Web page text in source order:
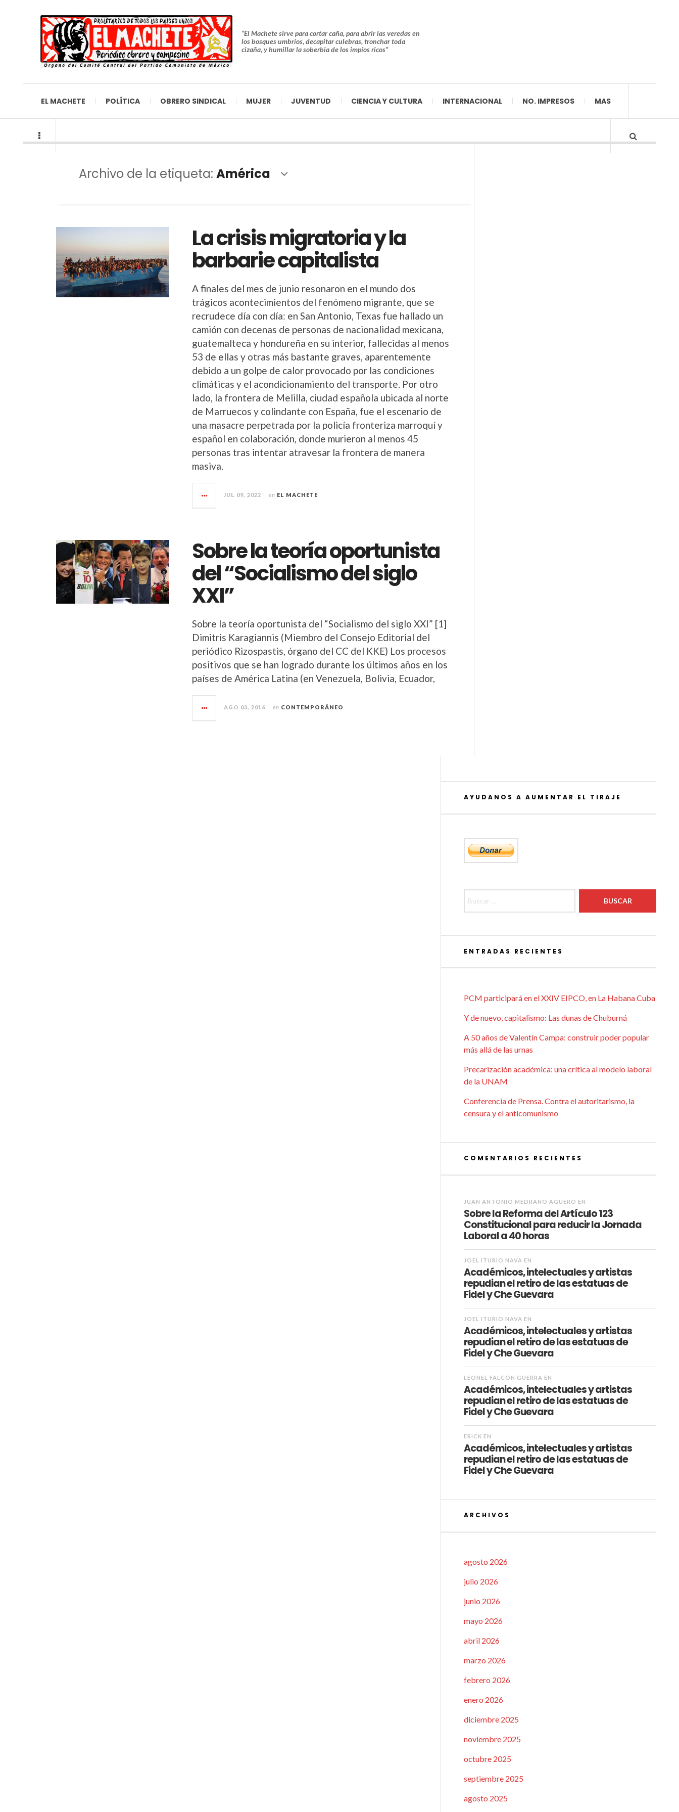
“El Machete sirve para cortar caña, para abrir las veredas en
los bosques umbríos, decapitar culebras, tronchar toda
cizaña, y humillar la soberbia de los impíos ricos”
EL MACHETE POLÍTICA OBRERO SINDICAL MUJER JUVENTUD CIENCIA Y CULTURA INTERNACIONAL NO. IMPRESOS MAS
Archivo de la etiqueta: América
La crisis migratoria y la
barbarie capitalista
A finales del mes de junio resonaron en el mundo dos
trágicos acontecimientos del fenómeno migrante, que se
recrudece día con día: en San Antonio, Texas fue hallado un
camión con decenas de personas de nacionalidad mexicana,
guatemalteca y hondureña en su interior, fallecidas al menos
53 de ellas y otras más bastante graves, aparentemente
debido a un golpe de calor provocado por las condiciones
climáticas y el acondicionamiento del transporte. Por otro
lado, la frontera de Melilla, ciudad española ubicada al norte
de Marruecos y colindante con España, fue el escenario de
una masacre perpetrada por la policía fronteriza marroquí y
español en colaboración, donde murieron al menos 45
personas tras intentar atravesar la frontera de manera
masiva.
JUL 09, 2022 en EL MACHETE
Sobre la teoría oportunista
del “Socialismo del siglo
XXI”
Sobre la teoría oportunista del “Socialismo del siglo XXI” [1]
Dimitris Karagiannis (Miembro del Consejo Editorial del
periódico Rizospastis, órgano del CC del KKE) Los procesos
positivos que se han logrado durante los últimos años en los
países de América Latina (en Venezuela, Bolivia, Ecuador,
AGO 03, 2016 en CONTEMPORÁNEO
AYUDANOS A AUMENTAR EL TIRAJE
ENTRADAS RECIENTES
PCM participará en el XXIV EIPCO, en La Habana Cuba
Y de nuevo, capitalismo: Las dunas de Chuburná
A 50 años de Valentín Campa: construir poder popular
más allá de las urnas
Precarización académica: una crítica al modelo laboral
de la UNAM
Conferencia de Prensa. Contra el autoritarismo, la
censura y el anticomunismo
COMENTARIOS RECIENTES
JUAN ANTONIO MEDRANO AGÜERO EN
Sobre la Reforma del Artículo 123
Constitucional para reducir la Jornada
Laboral a 40 horas
JOEL ITURIO NAVA EN
Académicos, intelectuales y artistas
repudian el retiro de las estatuas de
Fidel y Che Guevara
JOEL ITURIO NAVA EN
Académicos, intelectuales y artistas
repudian el retiro de las estatuas de
Fidel y Che Guevara
LEONEL FALCÓN GUERRA EN
Académicos, intelectuales y artistas
repudian el retiro de las estatuas de
Fidel y Che Guevara
ERICK EN
Académicos, intelectuales y artistas
repudian el retiro de las estatuas de
Fidel y Che Guevara
ARCHIVOS
agosto 2026
julio 2026
junio 2026
mayo 2026
abril 2026
marzo 2026
febrero 2026
enero 2026
diciembre 2025
noviembre 2025
octubre 2025
septiembre 2025
agosto 2025